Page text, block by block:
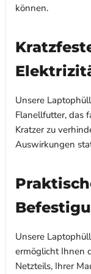
können.
Unsere
Flanellfutter, das
Kratzer zu
Auswirkungen
Unsere
ermöglicht Ihnen
Netzteils, Ihrer